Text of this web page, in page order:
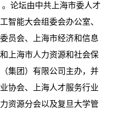
论坛由中共上海市委人才
智能大会组委会办公室、
员会、上海市经济和信息
上海市人力资源和社会保
集团）有限公司主办，并
协会、上海人才服务行业
资源分会以及复旦大学管